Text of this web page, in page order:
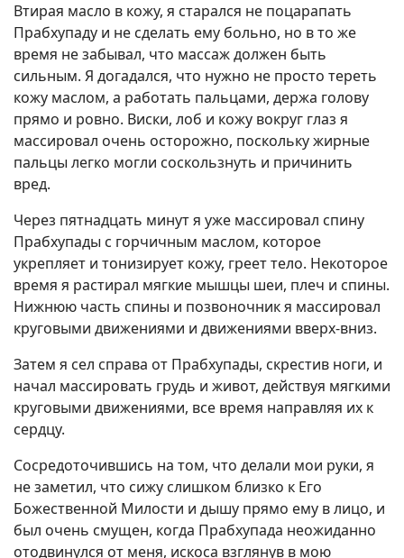
Втирая масло в кожу, я старался не поцарапать
Прабхупаду и не сделать ему больно, но в то же
время не забывал, что массаж должен быть
сильным. Я догадался, что нужно не просто тереть
кожу маслом, а работать пальцами, держа голову
прямо и ровно. Виски, лоб и кожу вокруг глаз я
массировал очень осторожно, поскольку жирные
пальцы легко могли соскользнуть и причинить
вред.
Через пятнадцать минут я уже массировал спину
Прабхупады с горчичным маслом, которое
укрепляет и тонизирует кожу, греет тело. Некоторое
время я растирал мягкие мышцы шеи, плеч и спины.
Нижнюю часть спины и позвоночник я массировал
круговыми движениями и движениями вверх-вниз.
Затем я сел справа от Прабхупады, скрестив ноги, и
начал массировать грудь и живот, действуя мягкими
круговыми движениями, все время направляя их к
сердцу.
Сосредоточившись на том, что делали мои руки, я
не заметил, что сижу слишком близко к Его
Божественной Милости и дышу прямо ему в лицо, и
был очень смущен, когда Прабхупада неожиданно
отодвинулся от меня, искоса взглянув в мою